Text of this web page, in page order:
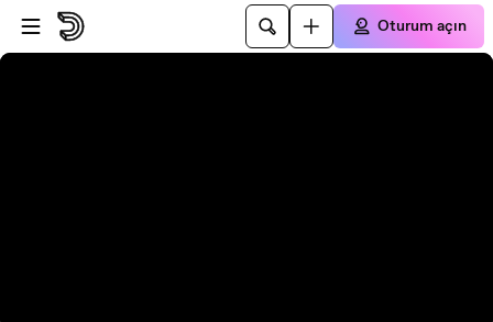
Oynatıcıya atla
Ana içeriğe atla
Oturum açın